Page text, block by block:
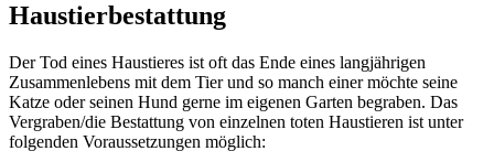
Haustierbestattung
Der Tod eines Haustieres ist oft das Ende eines langjährigen
Zusammenlebens mit dem Tier und so manch einer möchte seine
Katze oder seinen Hund gerne im eigenen Garten begraben. Das
Vergraben/die Bestattung von einzelnen toten Haustieren ist unter
folgenden Voraussetzungen möglich: